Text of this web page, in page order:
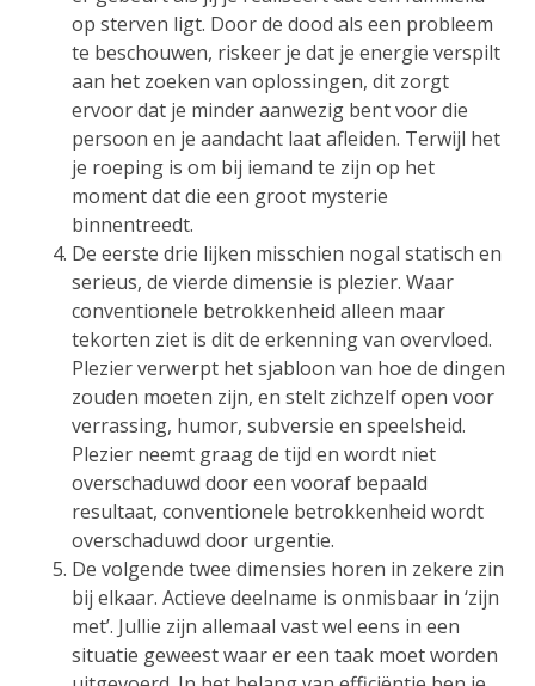
op sterven ligt. Door de dood als een probleem
te beschouwen, riskeer je dat je energie verspilt
aan het zoeken van oplossingen, dit zorgt
ervoor dat je minder aanwezig bent voor die
persoon en je aandacht laat afleiden. Terwijl het
je roeping is om bij iemand te zijn op het
moment dat die een groot mysterie
binnentreedt.
De eerste drie lijken misschien nogal statisch en
serieus, de vierde dimensie is plezier. Waar
conventionele betrokkenheid alleen maar
tekorten ziet is dit de erkenning van overvloed.
Plezier verwerpt het sjabloon van hoe de dingen
zouden moeten zijn, en stelt zichzelf open voor
verrassing, humor, subversie en speelsheid.
Plezier neemt graag de tijd en wordt niet
overschaduwd door een vooraf bepaald
resultaat, conventionele betrokkenheid wordt
overschaduwd door urgentie.
De volgende twee dimensies horen in zekere zin
bij elkaar. Actieve deelname is onmisbaar in ‘zijn
met’. Jullie zijn allemaal vast wel eens in een
situatie geweest waar er een taak moet worden